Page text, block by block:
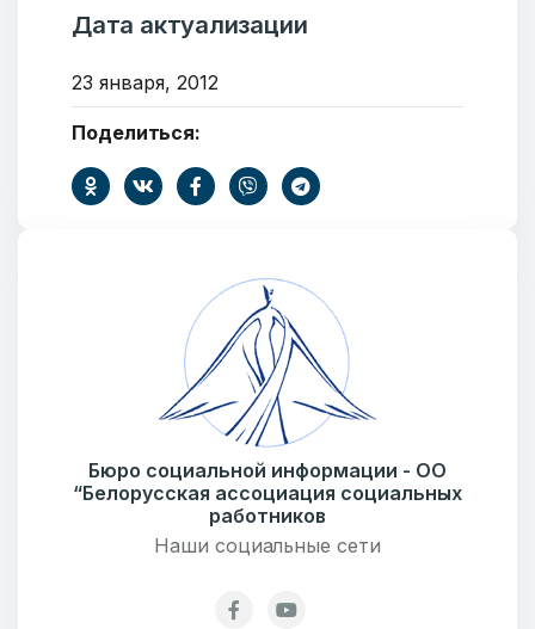
Добро пожаловать
Бюро социальной информации
pr@basw-ngo.by
Тел./Факс:
+375 (17) 235-04-48
Подпишитесь:
Дата актуализации
23 января, 2012
Поделиться:
Бюро социальной информации - ОО
“Белорусская ассоциация социальных
работников
Наши социальные сети